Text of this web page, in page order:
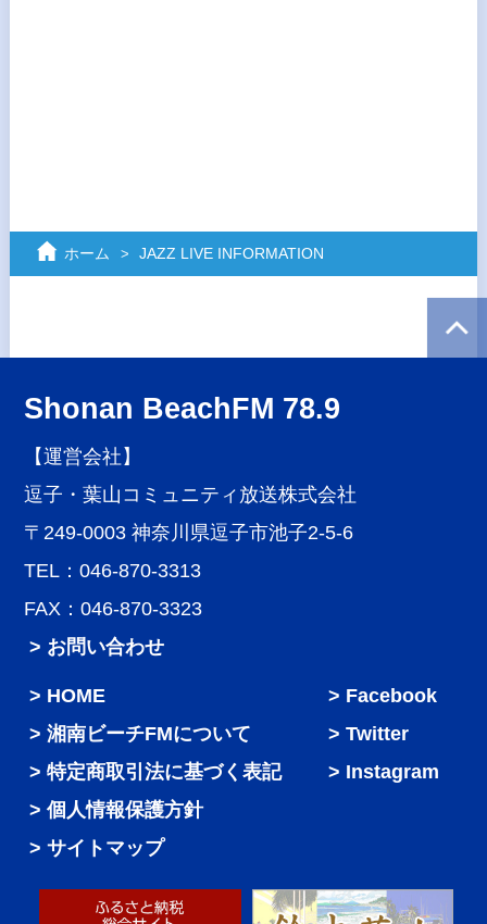
ホーム JAZZ LIVE INFORMATION
Shonan BeachFM 78.9
【運営会社】
逗子・葉山コミュニティ放送株式会社
〒249-0003 神奈川県逗子市池子2-5-6
TEL：046-870-3313
FAX：046-870-3323
> お問い合わせ
HOME
湘南ビーチFMについて
特定商取引法に基づく表記
個人情報保護方針
サイトマップ
Facebook
Twitter
Instagram